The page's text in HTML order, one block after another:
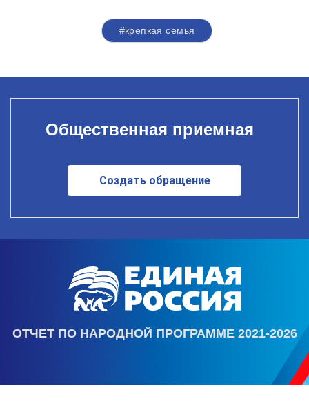
#крепкая семья
Общественная приемная
Создать обращение
ОТЧЕТ ПО НАРОДНОЙ ПРОГРАММЕ 2021-2026